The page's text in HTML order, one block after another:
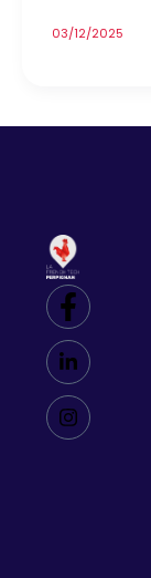
03/12/2025